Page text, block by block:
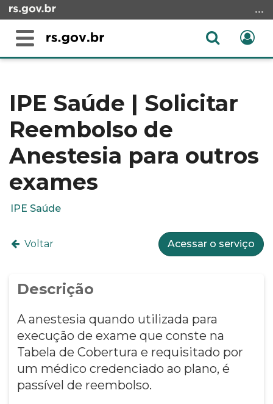
para
conteúdo
menu
para
busca
Alterna
Abrir
conteúdo
IPE Saúde | Solicitar
Reembolso de
Anestesia para outros
exames
IPE Saúde
Voltar Acessar o serviço
Descrição
A anestesia quando utilizada para
execução de exame que conste na
Tabela de Cobertura e requisitado por
um médico credenciado ao plano, é
passível de reembolso.